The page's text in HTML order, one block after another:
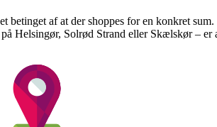
af at der shoppes for en konkret
Helsingør, Solrød Strand eller Skælskør – er